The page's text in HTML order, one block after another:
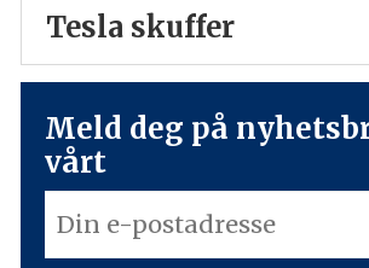
Tesla skuffer
Meld deg på
vårt